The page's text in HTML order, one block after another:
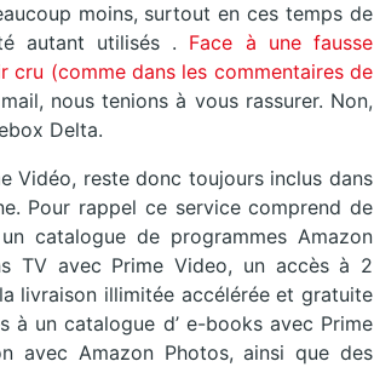
moins, surtout en ces temps de
autant utilisés . Face à une fausse
cru (comme dans les commentaires de
nous tenions à vous rassurer. Non,
Delta.
Vidéo, reste donc toujours inclus dans
Pour rappel ce service comprend de
catalogue de programmes Amazon
TV avec Prime Video, un accès à 2
livraison illimitée accélérée et gratuite
à un catalogue d’ e-books avec Prime
avec Amazon Photos, ainsi que des